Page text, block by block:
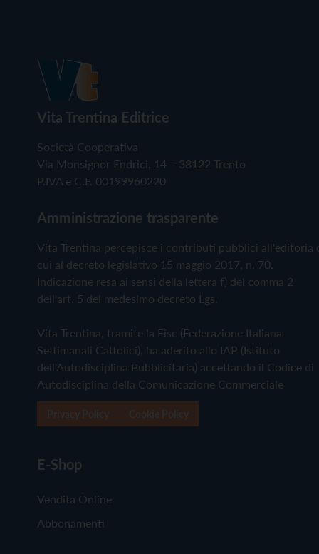
Vita Trentina Editrice
Società Cooperativa
Via Monsignor Endrici, 14 – 38122 Trento
P.IVA e C.F. 00199960220
Amministrazione trasparente
Vita Trentina percepisce i contributi pubblici all'editoria
cui al decreto legislativo 15 maggio 2017, n. 70.
Indicazione resa ai sensi della lettera f) del comma 2
dell'art. 5 del medesimo decreto Lgs.
Vita Trentina, tramite la Fisc (Federazione Italiana
Settimanali Cattolici), ha aderito allo IAP (Istituto
dell'Autodisciplina Pubblicitaria) accettando il Codice di
Autodisciplina della Comunicazione Commerciale
E-Shop
Vendita Online
Abbonamenti